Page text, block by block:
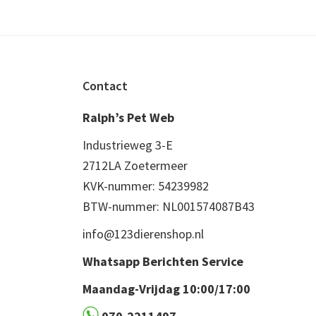
Contact
Ralph’s Pet Web
Industrieweg 3-E
2712LA Zoetermeer
KVK-nummer: 54239982
BTW-nummer: NL001574087B43
info@123dierenshop.nl
Whatsapp Berichten Service
Maandag-Vrijdag 10:00/17:00